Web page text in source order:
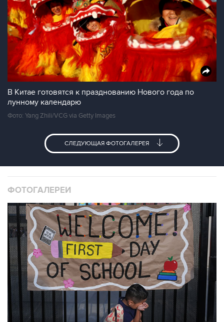
В Китае готовятся к празднованию Нового года по
лунному календарю
Фото: Yang Zhili/VCG via Getty Images
СЛЕДУЮЩАЯ ФОТОГАЛЕРЕЯ
ФОТОГАЛЕРЕИ